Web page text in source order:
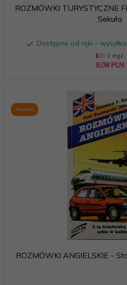
ROZMÓWKI TURYSTYCZNE
Sekuła
Dostępne od ręki –
1 egz.
8,08 PLN
Nowość
ROZMÓWKI ANGIELSKIE -